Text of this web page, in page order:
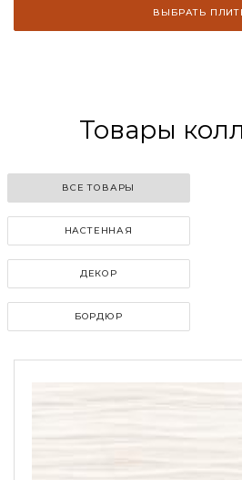
ВЫБРАТЬ
Товары
ВСЕ ТОВАРЫ
НАСТЕННАЯ
ДЕКОР
БОРДЮР